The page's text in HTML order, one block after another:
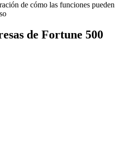
de cómo las funciones pueden
de Fortune 500